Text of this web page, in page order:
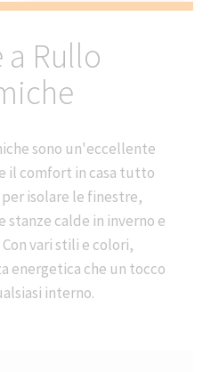
a Rullo
sono un'eccellente
il comfort in casa tutto
isolare le finestre,
stanze calde in inverno e
vari stili e colori,
energetica che un tocco
interno.